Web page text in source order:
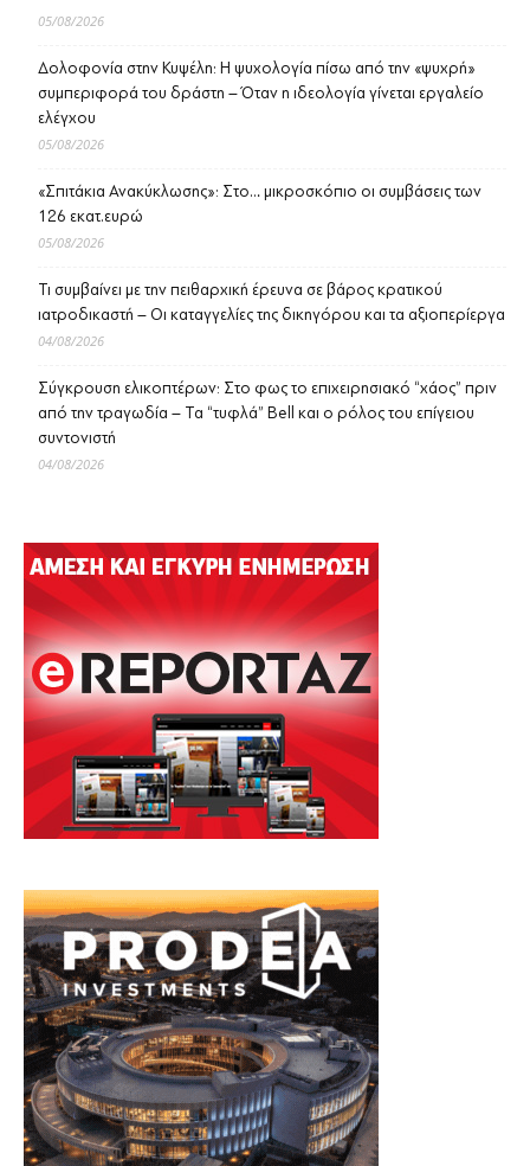
05/08/2026
Δολοφονία στην Κυψέλη: Η ψυχολογία πίσω από την «ψυχρή»
συμπεριφορά του δράστη – Όταν η ιδεολογία γίνεται εργαλείο
ελέγχου
05/08/2026
«Σπιτάκια Ανακύκλωσης»: Στο… μικροσκόπιο οι συμβάσεις των
126 εκατ.ευρώ
05/08/2026
Τι συμβαίνει με την πειθαρχική έρευνα σε βάρος κρατικού
ιατροδικαστή – Οι καταγγελίες της δικηγόρου και τα αξιοπερίεργα
04/08/2026
Σύγκρουση ελικοπτέρων: Στο φως το επιχειρησιακό “χάος” πριν
από την τραγωδία – Τα “τυφλά” Bell και ο ρόλος του επίγειου
συντονιστή
04/08/2026